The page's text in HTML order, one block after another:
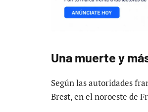
Una muerte y
Según las autoridades
Brest, en el noroeste de